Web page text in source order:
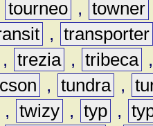
tourneo , towner
, transporter
, trezia , tribeca
, tundra ,
, twizy , typ ,